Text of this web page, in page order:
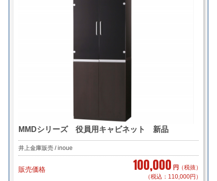
MMDシリーズ 役員用キャビネット 新品
井上金庫販売 / inoue
販売価格 100,000 円 （税抜）
（税込：110,000円）